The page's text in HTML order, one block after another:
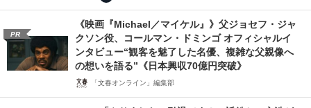
PR
《映画『Michael／マイケル』》父ジョセフ・ジャ
クソン役、コールマン・ドミンゴ オフィシャルイ
ンタビュー“観客を魅了した名優、複雑な父親像へ
の想いを語る”《日本興収70億円突破》
「文春オンライン」編集部